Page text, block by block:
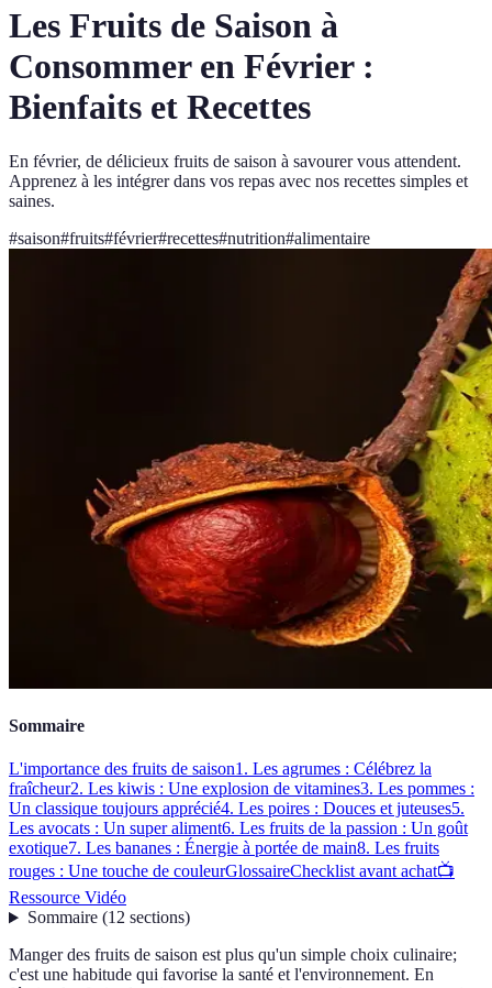
Les Fruits de Saison à
Consommer en Février :
Bienfaits et Recettes
En février, de délicieux fruits de saison à savourer vous attendent.
Apprenez à les intégrer dans vos repas avec nos recettes simples et
saines.
#saison#fruits#février#recettes#nutrition#alimentaire
Sommaire
L'importance des fruits de saison1. Les agrumes : Célébrez la
fraîcheur2. Les kiwis : Une explosion de vitamines3. Les pommes :
Un classique toujours apprécié4. Les poires : Douces et juteuses5.
Les avocats : Un super aliment6. Les fruits de la passion : Un goût
exotique7. Les bananes : Énergie à portée de main8. Les fruits
rouges : Une touche de couleurGlossaireChecklist avant achat📺
Ressource Vidéo
Sommaire(12 sections)
Manger des fruits de saison est plus qu'un simple choix culinaire;
c'est une habitude qui favorise la santé et l'environnement. En